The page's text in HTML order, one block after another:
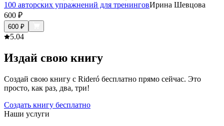
100 авторских упражнений для тренинговИрина Шевцова
600 ₽
600 ₽
5.04
Издай свою книгу
Создай свою книгу с Rideró бесплатно прямо сейчас. Это
просто, как раз, два, три!
Создать книгу бесплатно
Наши услуги